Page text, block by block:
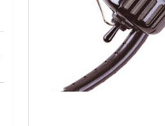
legend và viền Hero
2.800.000